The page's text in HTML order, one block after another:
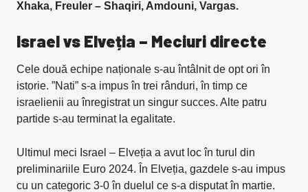
Xhaka, Freuler – Shaqiri, Amdouni, Vargas.
Israel vs Elveția – Meciuri directe
Cele două echipe naționale s-au întâlnit de opt ori în
istorie. ”Nati” s-a impus în trei rânduri, în timp ce
israelienii au înregistrat un singur succes. Alte patru
partide s-au terminat la egalitate.
Ultimul meci Israel – Elveția a avut loc în turul din
preliminariile Euro 2024. În Elveția, gazdele s-au impus
cu un categoric 3-0 în duelul ce s-a disputat în martie.